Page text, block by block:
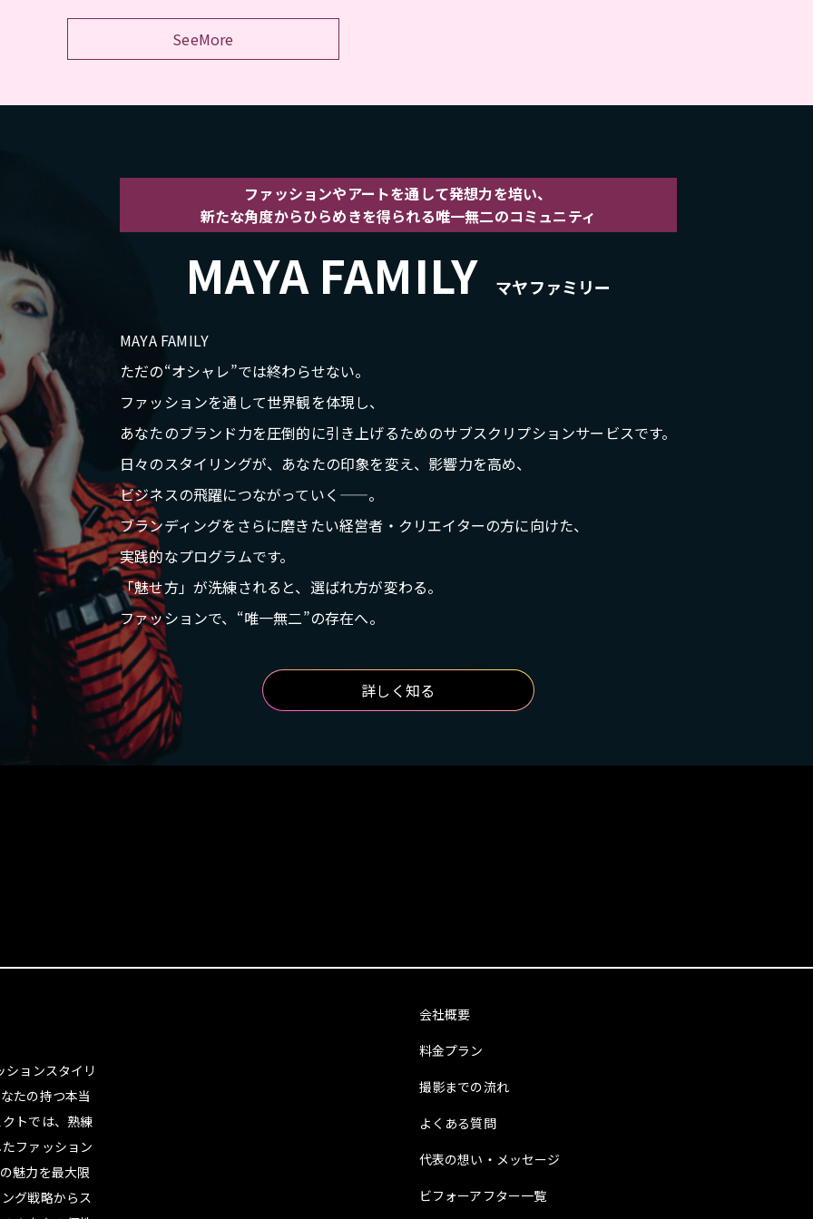
SeeMore
ファッションやアートを通して発想力を培い、
新たな角度からひらめきを得られる唯一無二のコミュニティ
MAYA FAMILY マヤファミリー
MAYA FAMILY
ただの“オシャレ”では終わらせない。
ファッションを通して世界観を体現し、
あなたのブランド力を圧倒的に引き上げるためのサブスクリプションサービスです。
日々のスタイリングが、あなたの印象を変え、影響力を高め、
ビジネスの飛躍につながっていく——。
ブランディングをさらに磨きたい経営者・クリエイターの方に向けた、
実践的なプログラムです。
「魅せ方」が洗練されると、選ばれ方が変わる。
ファッションで、“唯一無二”の存在へ。
詳しく知る
ョンスタイリ
たの持つ本当
トでは、熟練
ファッション
魅力を最大限
グ戦略からス
会社概要
料金プラン
撮影までの流れ
よくある質問
代表の想い・メッセージ
ビフォーアフター一覧